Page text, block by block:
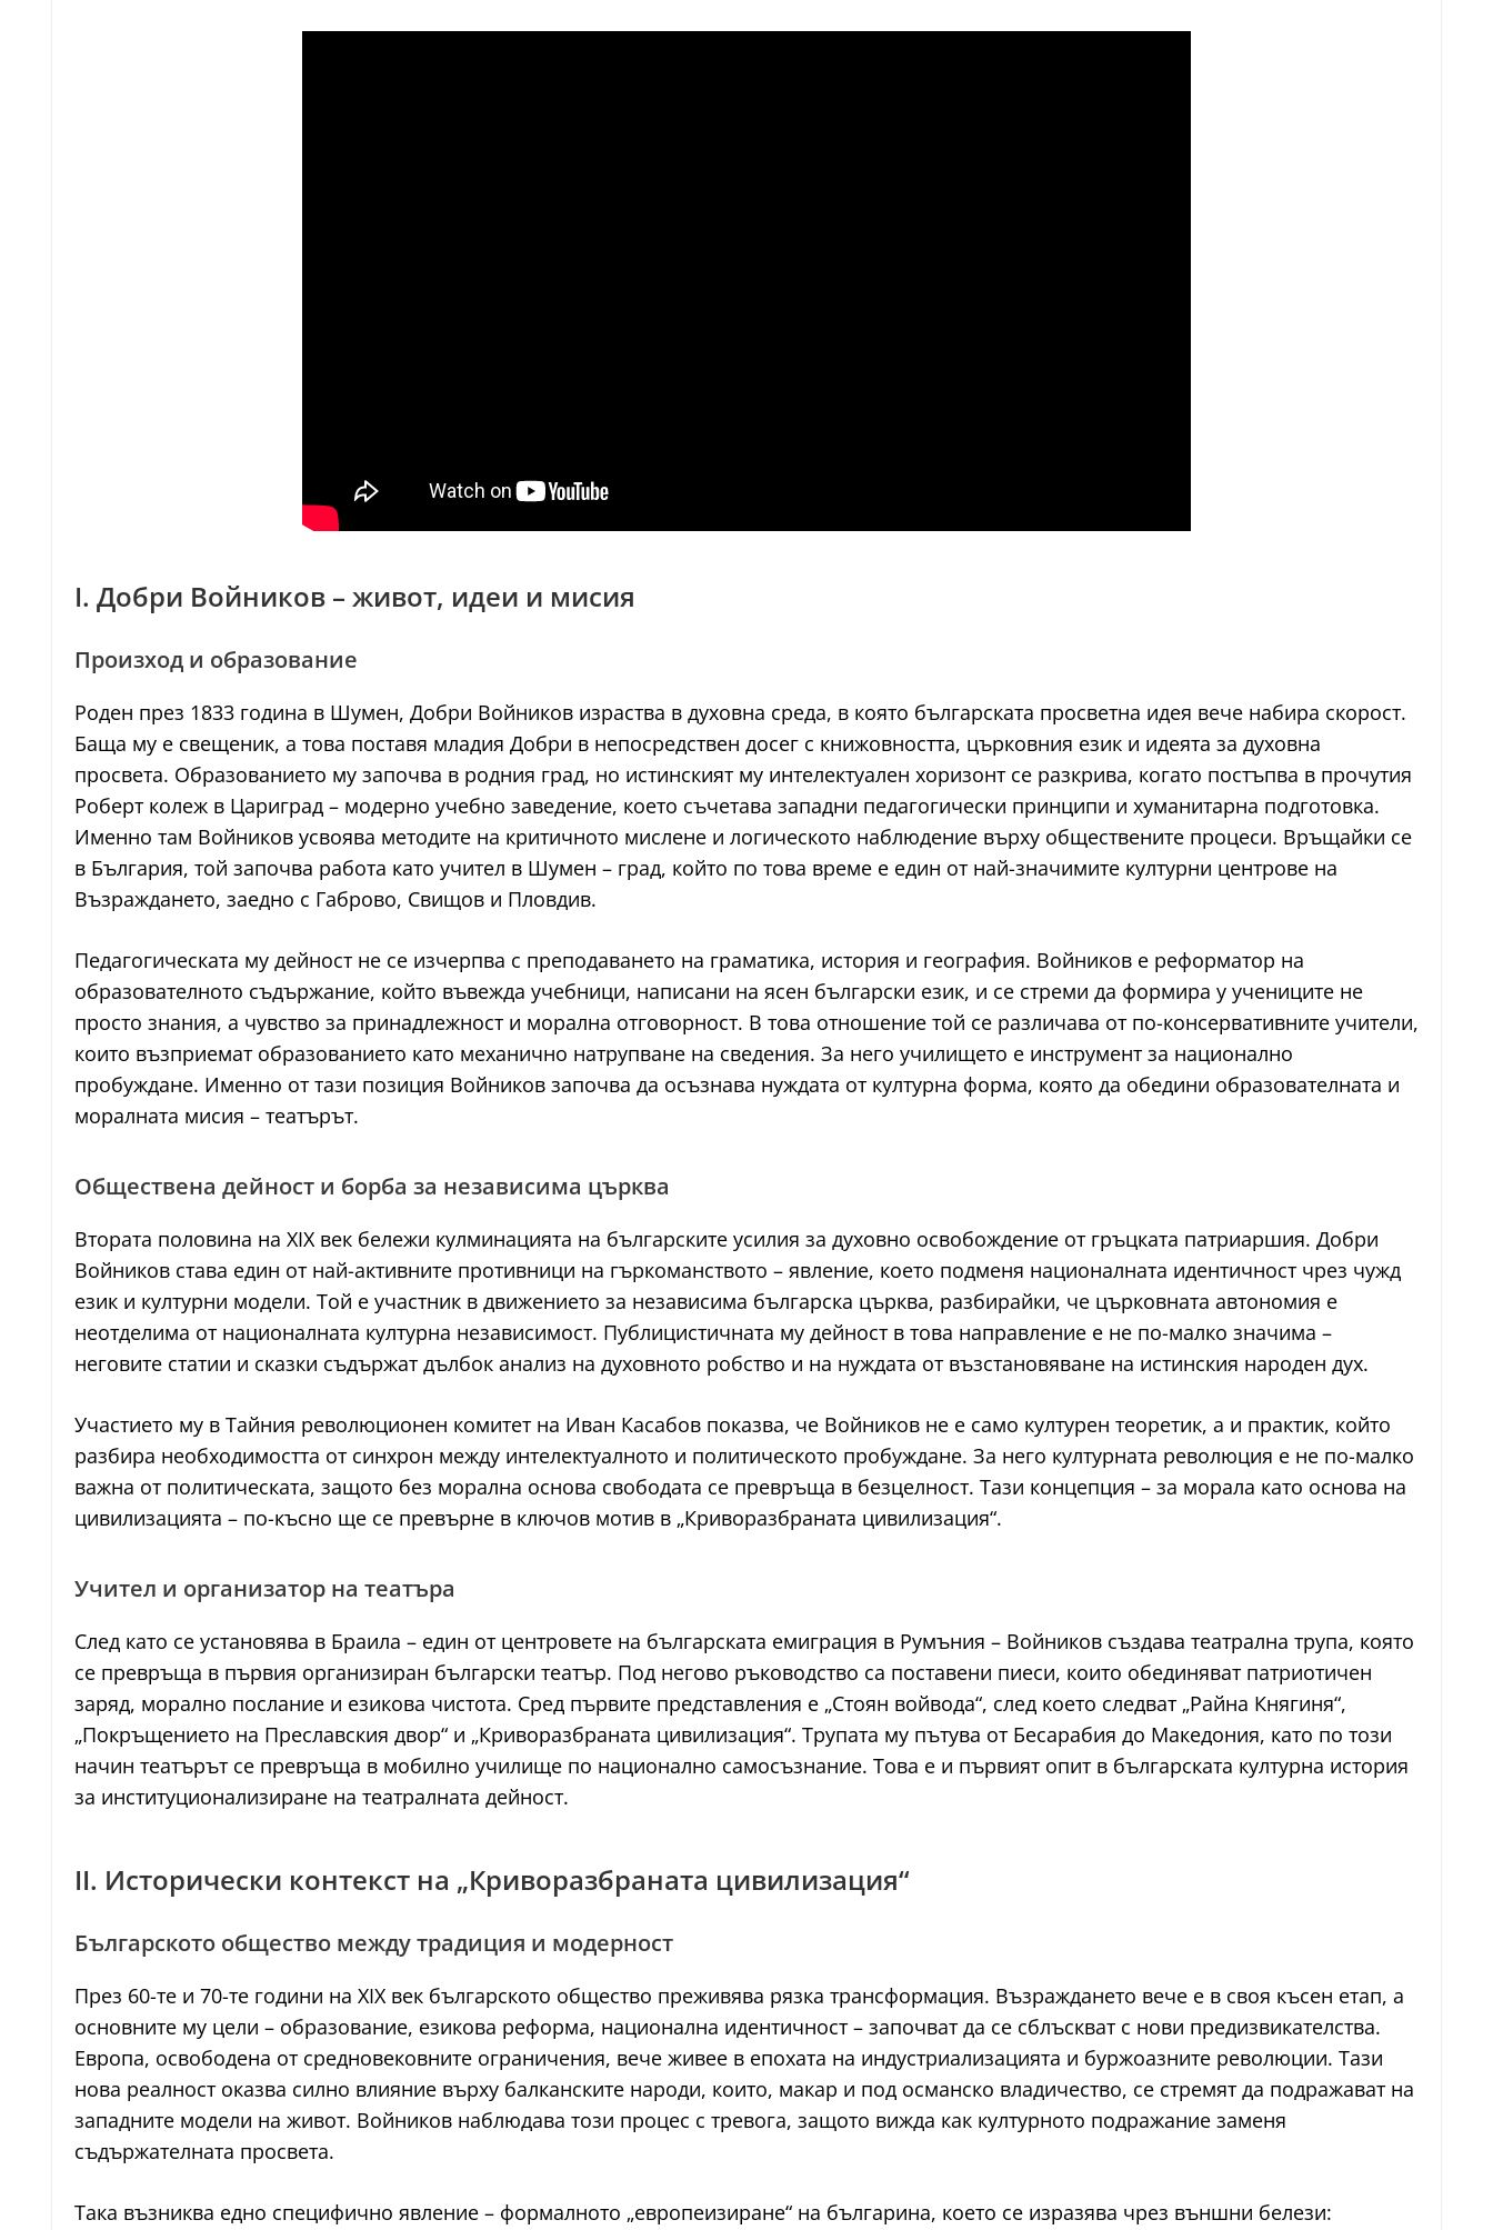
I. Добри Войников – живот, идеи и мисия
Произход и образование
Роден през 1833 година в Шумен, Добри Войников израства в духовна среда, в която българската просветна идея вече набира скорост.
Баща му е свещеник, а това поставя младия Добри в непосредствен досег с книжовността, църковния език и идеята за духовна
просвета. Образованието му започва в родния град, но истинският му интелектуален хоризонт се разкрива, когато постъпва в прочутия
Роберт колеж в Цариград – модерно учебно заведение, което съчетава западни педагогически принципи и хуманитарна подготовка.
Именно там Войников усвоява методите на критичното мислене и логическото наблюдение върху обществените процеси. Връщайки се
в България, той започва работа като учител в Шумен – град, който по това време е един от най-значимите културни центрове на
Възраждането, заедно с Габрово, Свищов и Пловдив.
Педагогическата му дейност не се изчерпва с преподаването на граматика, история и география. Войников е реформатор на
образователното съдържание, който въвежда учебници, написани на ясен български език, и се стреми да формира у учениците не
просто знания, а чувство за принадлежност и морална отговорност. В това отношение той се различава от по-консервативните учители,
които възприемат образованието като механично натрупване на сведения. За него училището е инструмент за национално
пробуждане. Именно от тази позиция Войников започва да осъзнава нуждата от културна форма, която да обедини образователната и
моралната мисия – театърът.
Обществена дейност и борба за независима църква
Втората половина на XIX век бележи кулминацията на българските усилия за духовно освобождение от гръцката патриаршия. Добри
Войников става един от най-активните противници на гъркоманството – явление, което подменя националната идентичност чрез чужд
език и културни модели. Той е участник в движението за независима българска църква, разбирайки, че църковната автономия е
неотделима от националната културна независимост. Публицистичната му дейност в това направление е не по-малко значима –
неговите статии и сказки съдържат дълбок анализ на духовното робство и на нуждата от възстановяване на истинския народен дух.
Участието му в Тайния революционен комитет на Иван Касабов показва, че Войников не е само културен теоретик, а и практик, който
разбира необходимостта от синхрон между интелектуалното и политическото пробуждане. За него културната революция е не по-малко
важна от политическата, защото без морална основа свободата се превръща в безцелност. Тази концепция – за морала като основа на
цивилизацията – по-късно ще се превърне в ключов мотив в „Криворазбраната цивилизация“.
Учител и организатор на театъра
След като се установява в Браила – един от центровете на българската емиграция в Румъния – Войников създава театрална трупа, която
се превръща в първия организиран български театър. Под негово ръководство са поставени пиеси, които обединяват патриотичен
заряд, морално послание и езикова чистота. Сред първите представления е „Стоян войвода“, след което следват „Райна Княгиня“,
„Покръщението на Преславския двор“ и „Криворазбраната цивилизация“. Трупата му пътува от Бесарабия до Македония, като по този
начин театърът се превръща в мобилно училище по национално самосъзнание. Това е и първият опит в българската културна история
за институционализиране на театралната дейност.
II. Исторически контекст на „Криворазбраната цивилизация“
Българското общество между традиция и модерност
През 60-те и 70-те години на XIX век българското общество преживява рязка трансформация. Възраждането вече е в своя късен етап, а
основните му цели – образование, езикова реформа, национална идентичност – започват да се сблъскват с нови предизвикателства.
Европа, освободена от средновековните ограничения, вече живее в епохата на индустриализацията и буржоазните революции. Тази
нова реалност оказва силно влияние върху балканските народи, които, макар и под османско владичество, се стремят да подражават на
западните модели на живот. Войников наблюдава този процес с тревога, защото вижда как културното подражание заменя
съдържателната просвета.
Така възниква едно специфично явление – формалното „европеизиране“ на българина, което се изразява чрез външни белези: